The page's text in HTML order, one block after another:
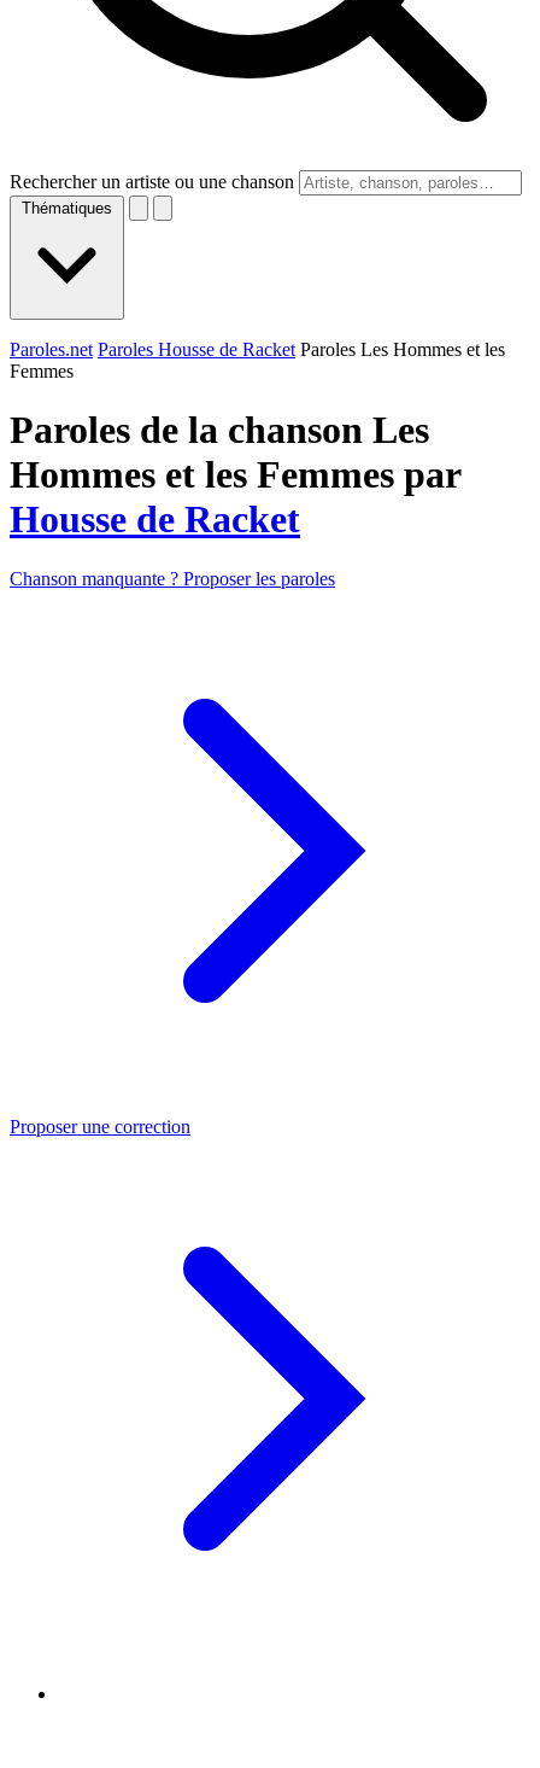
Rechercher un artiste ou une chanson
Thématiques
Paroles.net Paroles Housse de Racket Paroles Les Hommes et les
Femmes
Paroles de la chanson Les
Hommes et les Femmes par
Housse de Racket
Chanson manquante ? Proposer les paroles
Proposer une correction